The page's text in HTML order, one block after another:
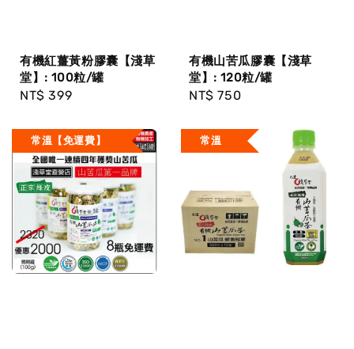
有機紅薑黃粉膠囊【淺草
堂】: 100粒/罐
Regular
NT$ 399
有機山苦瓜膠囊【淺草
堂】: 120粒/罐
Regular
NT$ 750
常溫【免運費】 常溫